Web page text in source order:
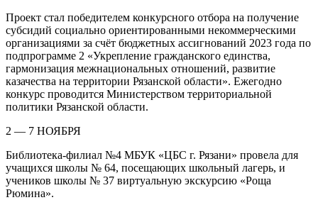
Проект стал победителем конкурсного отбора на получение
субсидий социально ориентированными некоммерческими
организациями за счёт бюджетных ассигнований 2023 года по
подпрограмме 2 «Укрепление гражданского единства,
гармонизация межнациональных отношений, развитие
казачества на территории Рязанской области». Ежегодно
конкурс проводится Министерством территориальной
политики Рязанской области.
2 — 7 НОЯБРЯ
Библиотека-филиал №4 МБУК «ЦБС г. Рязани» провела для
учащихся школы № 64, посещающих школьный лагерь, и
учеников школы № 37 виртуальную экскурсию «Роща
Рюмина».